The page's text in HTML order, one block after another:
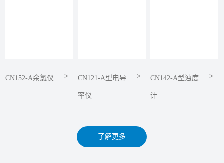
CN152-A余氯仪 > CN121-A型电导
率仪
> CN142-A型浊度
计
>
了解更多